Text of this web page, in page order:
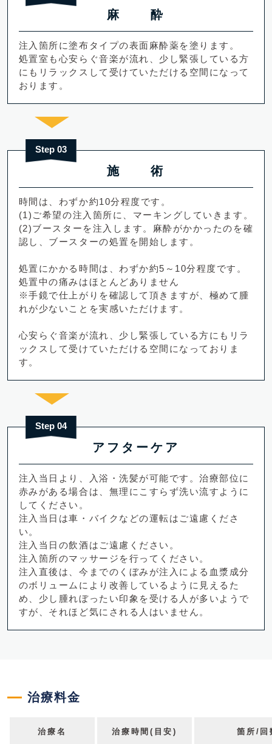
麻 酔
注入箇所に塗布タイプの表面麻酔薬を塗ります。
処置室も心安らぐ音楽が流れ、少し緊張している方
にもリラックスして受けていただける空間になって
おります。
Step 03
施 術
時間は、わずか約10分程度です。
(1)ご希望の注入箇所に、マーキングしていきます。
(2)ブースターを注入します。麻酔がかかったのを確
認し、ブースターの処置を開始します。
処置にかかる時間は、わずか約5～10分程度です。
処置中の痛みはほとんどありません
※手鏡で仕上がりを確認して頂きますが、極めて腫
れが少ないことを実感いただけます。
心安らぐ音楽が流れ、少し緊張している方にもリラ
ックスして受けていただける空間になっておりま
す。
Step 04
アフターケア
注入当日より、入浴・洗髪が可能です。治療部位に
赤みがある場合は、無理にこすらず洗い流すように
してください。
注入当日は車・バイクなどの運転はご遠慮くださ
い。
注入当日の飲酒はご遠慮ください。
注入箇所のマッサージを行ってください。
注入直後は、今までのくぼみが注入による血漿成分
のボリュームにより改善しているように見えるた
め、少し腫れぼったい印象を受ける人が多いようで
すが、それほど気にされる人はいません。
治療料金
治療名 治療時間(目安) 箇所/回